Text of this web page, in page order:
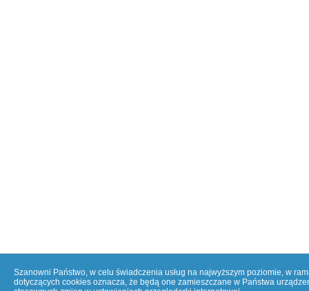
Szanowni Państwo, w celu świadczenia usług na najwyższym poziomie, w
dotyczących cookies oznacza, że będą one zamieszczane w Państwa